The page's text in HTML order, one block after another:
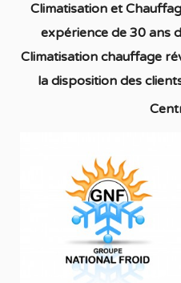
Climatisation et
expérience de 30 ans
Climatisation chauffage
la disposition des